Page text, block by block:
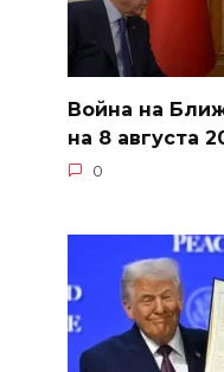
Война на
на 8 августа
0